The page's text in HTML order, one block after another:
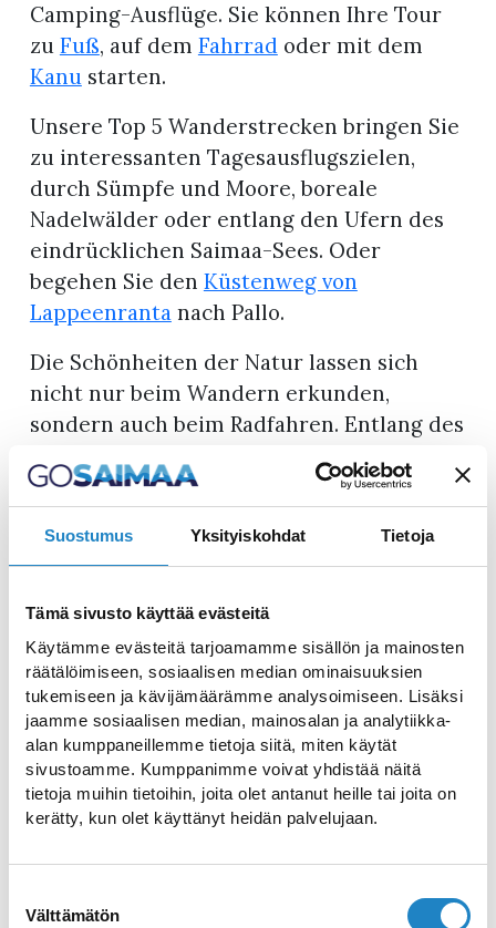
Suostumus Yksityiskohdat Tietoja
Tämä sivusto käyttää evästeitä
Käytämme evästeitä tarjoamamme sisällön ja mainosten
räätälöimiseen, sosiaalisen median ominaisuuksien
tukemiseen ja kävijämäärämme analysoimiseen. Lisäksi
jaamme sosiaalisen median, mainosalan ja analytiikka-
alan kumppaneillemme tietoja siitä, miten käytät
sivustoamme. Kumppanimme voivat yhdistää näitä
tietoja muihin tietoihin, joita olet antanut heille tai joita on
kerätty, kun olet käyttänyt heidän palvelujaan.
valinta
Välttämätön
Camping-Ausflüge. Sie können Ihre Tour
zu Fuß, auf dem Fahrradoder mit dem
Kanustarten.
Unsere Top 5 Wanderstrecken bringen Sie
zu interessanten Tagesausflugszielen,
durch Sümpfe und Moore, boreale
Nadelwälder oder entlang den Ufern des
eindrücklichen Saimaa-Sees. Oder
begehen Sie den Küstenweg von
Lappeenrantanach Pallo.
Die Schönheiten der Natur lassen sich
nicht nur beim Wandern erkunden,
sondern auch beim Radfahren. Entlang des
finden Gäste viele
geschichtsträchtige Übrigbleibsel und
Zeit, in der das Seenland Saimaa für die
Die Gewässer locken mit Kanustrecken für
Anfänger oder Fortgeschrittene. Sie
können auf eigene Faust mit dem Kanu
losziehen oder mit einem lokalen Guide.
Die wasserreichen Panoramen des
Saimaa-Gebietes sind auch Lebensräume
für unzählige Vögel. Das Sumpfgebiet
Siikalahti in Parikkala ist bei